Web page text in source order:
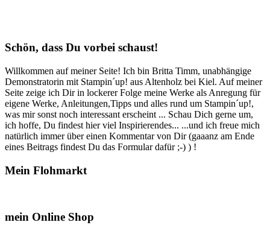
Schön, dass Du vorbei schaust!
Willkommen auf meiner Seite! Ich bin Britta Timm, unabhängige
Demonstratorin mit Stampin´up! aus Altenholz bei Kiel. Auf meiner
Seite zeige ich Dir in lockerer Folge meine Werke als Anregung für
eigene Werke, Anleitungen,Tipps und alles rund um Stampin´up!,
was mir sonst noch interessant erscheint ... Schau Dich gerne um,
ich hoffe, Du findest hier viel Inspirierendes... ...und ich freue mich
natürlich immer über einen Kommentar von Dir (gaaanz am Ende
eines Beitrags findest Du das Formular dafür ;-) ) !
Mein Flohmarkt
mein Online Shop